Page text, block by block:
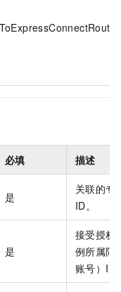
必填 描述
是
关联的专
ID。
是
接受授权
例所属阿
账号）ID